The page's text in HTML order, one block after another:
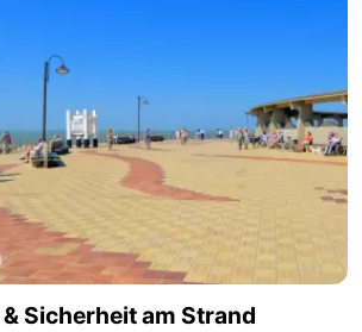
Sicherheit am Strand